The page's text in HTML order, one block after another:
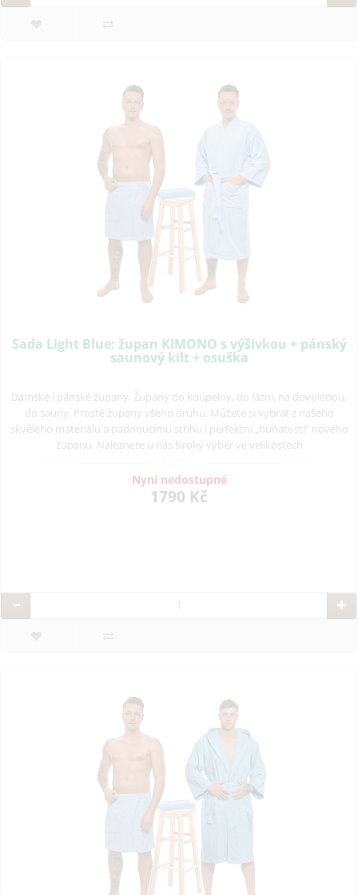
Sada Light Blue: župan KIMONO s výšivkou + pánský
saunový kilt + osuška
Dámské i pánské župany. Župany do koupelny, do lázní, na dovolenou,
do sauny. Prostě župany všeho druhu. Můžete si vybrat z našeho
skvělého materiálu a padnoucímu střihu i perfektní „huňatostí“ nového
županu. Naleznete u nás široký výběr ve velikostech
Nyní nedostupné
1790 Kč